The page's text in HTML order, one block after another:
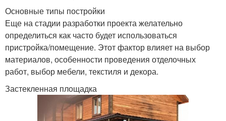
Основные типы постройки
Еще на стадии разработки проекта желательно
определиться как часто будет использоваться
пристройка/помещение. Этот фактор влияет на выбор
материалов, особенности проведения отделочных
работ, выбор мебели, текстиля и декора.
Застекленная площадка